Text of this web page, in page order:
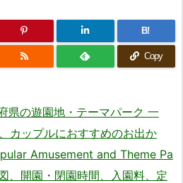
B!
Copy
県の遊園地・テーマパーク 一
カップルにおすすめのお出か
Amusement and Theme Pa
、開園・閉園時間、入園料、定